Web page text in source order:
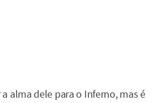
alma dele para o Inferno, mas é